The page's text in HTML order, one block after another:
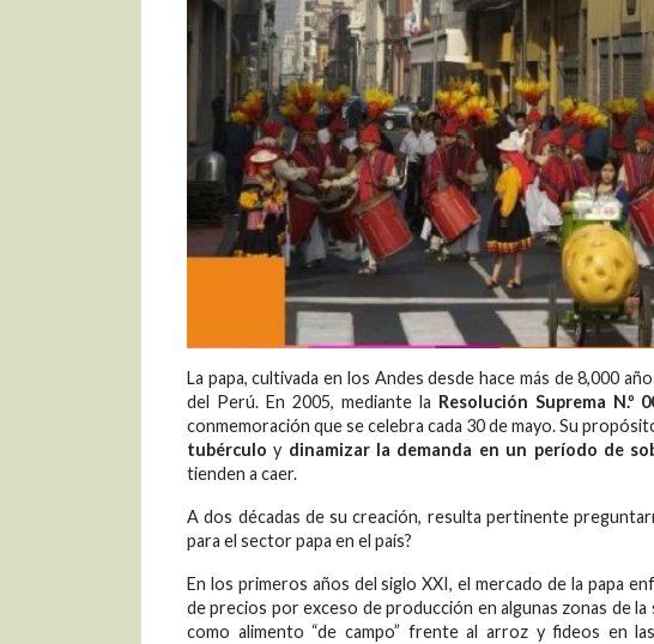
La papa, cultivada en los Andes desde hace más de 8,000
del Perú. En 2005, mediante la Resolución Suprema N.º
conmemoración que se celebra cada 30 de mayo. Su
tubérculo y dinamizar la demanda en un período de
tienden a caer.
A dos décadas de su creación, resulta pertinente
para el sector papa en el país?
En los primeros años del siglo XXI, el mercado de la papa
de precios por exceso de producción en algunas zonas de
como alimento “de campo” frente al arroz y fideos en